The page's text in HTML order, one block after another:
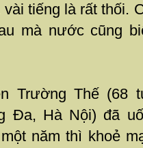
vài tiếng là rất thối.
mà nước cũng
Trường Thế (68
Đa, Hà Nội) đã
năm thì khoẻ